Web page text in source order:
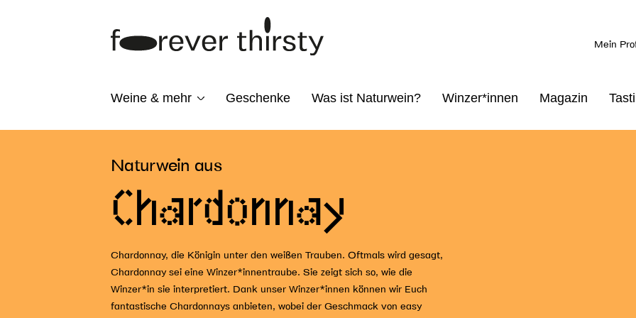
Navigation
springen
Inhalt
springen
Mein
Weine & mehr Geschenke Was ist Naturwein? Winzer*innen Magazin
Naturwein aus
Chardonnay
Chardonnay, die Königin unter den weißen Trauben. Oftmals wird gesagt,
Chardonnay sei eine Winzer*innentraube. Sie zeigt sich so, wie die
Winzer*in sie interpretiert. Dank unser Winzer*innen können wir Euch
fantastische Chardonnays anbieten, wobei der Geschmack von easy